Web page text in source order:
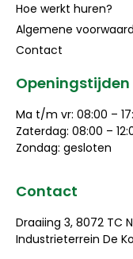
Hoe werkt huren?
Algemene
Contact
Openingstijden
Ma t/m vr: 08:00 –
Zaterdag: 08:00 –
Zondag: gesloten
Contact
Draaiing 3, 8072 TC
Industrieterrein De